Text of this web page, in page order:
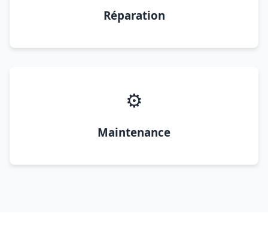
Réparation
⚙️
Maintenance